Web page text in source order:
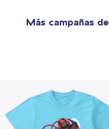
Más campañas de